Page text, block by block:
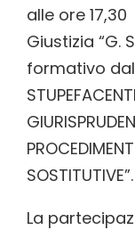
alle ore
Giustizia “G.
formativo dal
SOSTITUTIVE”.
La